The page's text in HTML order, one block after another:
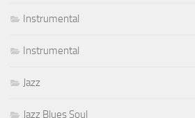
Instrumental
Instrumental
Jazz
Jazz Blues Soul